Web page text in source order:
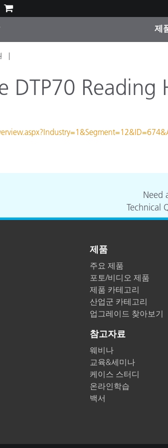
제
Brand Experience Center
DTP70 Reading
Need
Technical
제품
주요 제품
포토/비디오 제품
제품 카테고리
산업군 카테고리
업그레이드 찾아보기
참고자료
웨비나
교육&세미나
케이스 스터디
온라인학습
백서